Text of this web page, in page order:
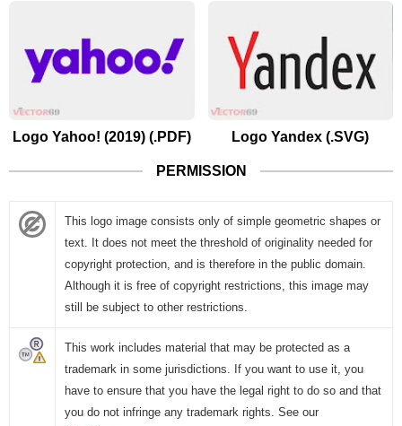
Logo Yahoo! (2019) (.PDF) Logo Yandex (.SVG)
PERMISSION
This logo image consists only of simple geometric shapes or
text. It does not meet the threshold of originality needed for
copyright protection, and is therefore in the public domain.
Although it is free of copyright restrictions, this image may
still be subject to other restrictions.
This work includes material that may be protected as a
trademark in some jurisdictions. If you want to use it, you
have to ensure that you have the legal right to do so and that
you do not infringe any trademark rights. See our